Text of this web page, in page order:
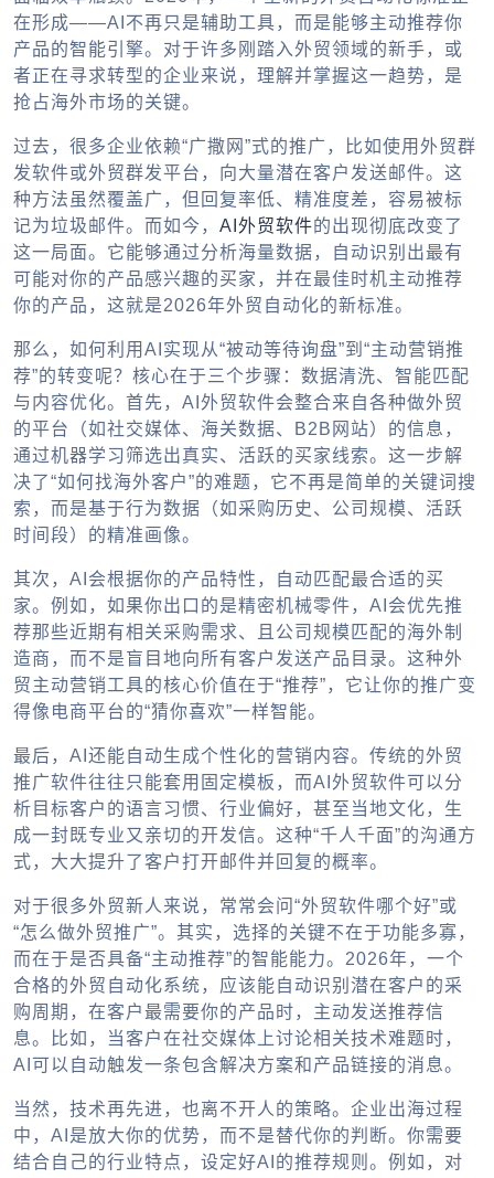
在形成——AI不再只是辅助工具，而是能够主动推荐你
产品的智能引擎。对于许多刚踏入外贸领域的新手，或
者正在寻求转型的企业来说，理解并掌握这一趋势，是
抢占海外市场的关键。
过去，很多企业依赖“广撒网”式的推广，比如使用外贸群
发软件或外贸群发平台，向大量潜在客户发送邮件。这
种方法虽然覆盖广，但回复率低、精准度差，容易被标
记为垃圾邮件。而如今， AI外贸软件的出现彻底改变了
这一局面。它能够通过分析海量数据，自动识别出最有
可能对你的产品感兴趣的买家，并在最佳时机主动推荐
你的产品，这就是2026年外贸自动化的新标准。
那么，如何利用AI实现从“被动等待询盘”到“主动营销推
荐”的转变呢？核心在于三个步骤：数据清洗、智能匹配
与内容优化。首先，AI外贸软件会整合来自各种做外贸
的平台（如社交媒体、海关数据、B2B网站）的信息，
通过机器学习筛选出真实、活跃的买家线索。这一步解
决了“如何找海外客户”的难题，它不再是简单的关键词搜
索，而是基于行为数据（如采购历史、公司规模、活跃
时间段）的精准画像。
其次，AI会根据你的产品特性，自动匹配最合适的买
家。例如，如果你出口的是精密机械零件，AI会优先推
荐那些近期有相关采购需求、且公司规模匹配的海外制
造商，而不是盲目地向所有客户发送产品目录。这种外
贸主动营销工具的核心价值在于“推荐”，它让你的推广变
得像电商平台的“猜你喜欢”一样智能。
最后，AI还能自动生成个性化的营销内容。传统的外贸
推广软件往往只能套用固定模板，而AI外贸软件可以分
析目标客户的语言习惯、行业偏好，甚至当地文化，生
成一封既专业又亲切的开发信。这种“千人千面”的沟通方
式，大大提升了客户打开邮件并回复的概率。
对于很多外贸新人来说，常常会问“外贸软件哪个好”或
“怎么做外贸推广”。其实，选择的关键不在于功能多寡，
而在于是否具备“主动推荐”的智能能力。2026年，一个
合格的外贸自动化系统，应该能自动识别潜在客户的采
购周期，在客户最需要你的产品时，主动发送推荐信
息。比如，当客户在社交媒体上讨论相关技术难题时，
AI可以自动触发一条包含解决方案和产品链接的消息。
当然，技术再先进，也离不开人的策略。企业出海过程
中，AI是放大你的优势，而不是替代你的判断。你需要
结合自己的行业特点，设定好AI的推荐规则。例如，对